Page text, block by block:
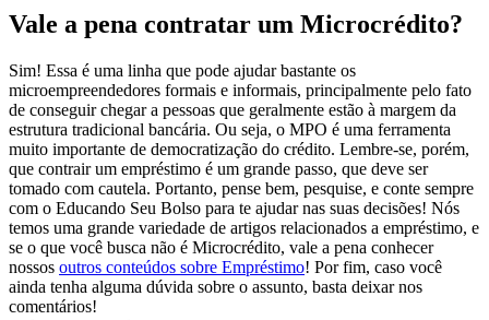
Vale a pena contratar um Microcrédito?
Sim! Essa é uma linha que pode ajudar bastante os
microempreendedores formais e informais, principalmente pelo fato
de conseguir chegar a pessoas que geralmente estão à margem da
estrutura tradicional bancária. Ou seja, o MPO é uma ferramenta
muito importante de democratização do crédito. Lembre-se, porém,
que contrair um empréstimo é um grande passo, que deve ser
tomado com cautela. Portanto, pense bem, pesquise, e conte sempre
com o Educando Seu Bolso para te ajudar nas suas decisões! Nós
temos uma grande variedade de artigos relacionados a empréstimo, e
se o que você busca não é Microcrédito, vale a pena conhecer
nossos outros conteúdos sobre Empréstimo! Por fim, caso você
ainda tenha alguma dúvida sobre o assunto, basta deixar nos
comentários!